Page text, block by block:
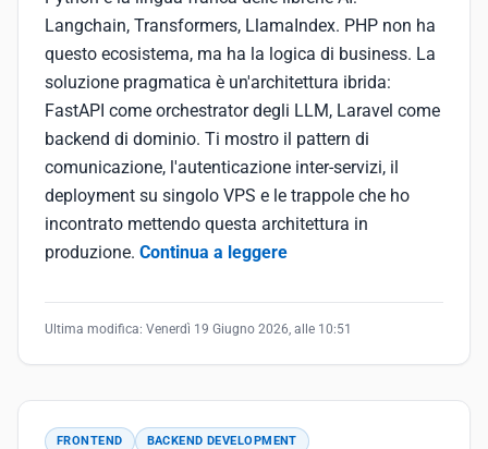
Langchain, Transformers, LlamaIndex. PHP non ha
questo ecosistema, ma ha la logica di business. La
soluzione pragmatica è un'architettura ibrida:
FastAPI come orchestrator degli LLM, Laravel come
backend di dominio. Ti mostro il pattern di
comunicazione, l'autenticazione inter-servizi, il
deployment su singolo VPS e le trappole che ho
incontrato mettendo questa architettura in
produzione. Continua a leggere
Ultima modifica: Venerdì 19 Giugno 2026, alle 10:51
FRONTEND BACKEND DEVELOPMENT